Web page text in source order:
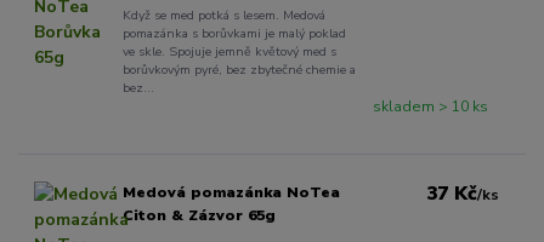
Když se med potká s lesem. Medová
pomazánka s borůvkami je malý poklad
ve skle. Spojuje jemně květový med s
borůvkovým pyré, bez zbytečné chemie a
bez...
skladem > 10 ks
Medová pomazánka NoTea
Citon & Zázvor 65g
37 Kč/ks